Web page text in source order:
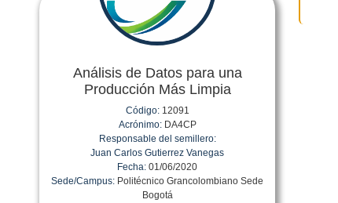
Análisis de Datos para una
Producción Más Limpia
Código:12091
Acrónimo:DA4CP
Responsable del semillero:
Juan Carlos Gutierrez Vanegas
Fecha: 01/06/2020
Sede/Campus: Politécnico Grancolombiano Sede
Bogotá